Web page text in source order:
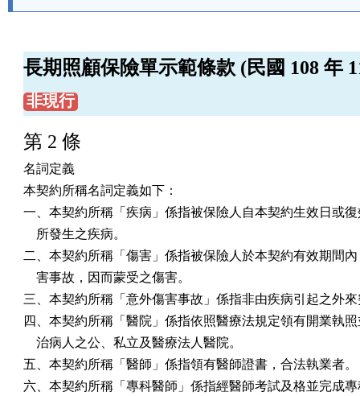
長期照顧保險單示範條款 (民國 108 年
非現行
第 2 條
名詞定義
本契約所稱名詞定義如下：
一、本契約所稱「疾病」係指被保險人自本契約生效日或
    所發生之疾病。
二、本契約所稱「傷害」係指被保險人於本契約有效期間
    害事故，因而蒙受之傷害。
三、本契約所稱「意外傷害事故」係指非由疾病引起之外
四、本契約所稱「醫院」係指依照醫療法規定領有開業執
    治病人之公、私立及醫療法人醫院。
五、本契約所稱「醫師」係指領有醫師證書，合法執業者。
六、本契約所稱「專科醫師」係指經醫師考試及格並完成